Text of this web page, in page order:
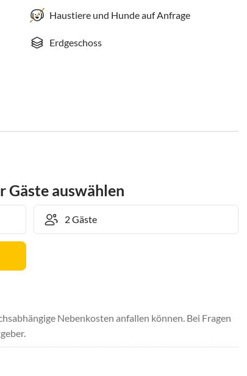
Haustiere und Hunde auf Anfrage
Erdgeschoss
Gäste auswählen
Nebenkosten anfallen können. Bei Fragen